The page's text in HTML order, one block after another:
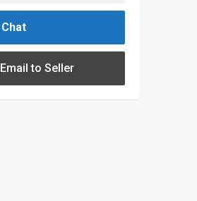
Chat
Email to Seller